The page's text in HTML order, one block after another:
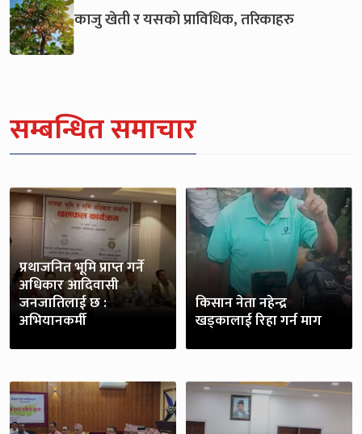
काजु खेती र यसको प्राविधिक, तरिकाहरु
सम्बन्धित समाचार
प्रथाजनित भूमि प्राप्त गर्ने
अधिकार आदिवासी
जनजातिलाई छ :
अभियानकर्मी
किसान नेता नहेन्द्र
खड्कालाई रिहा गर्न माग